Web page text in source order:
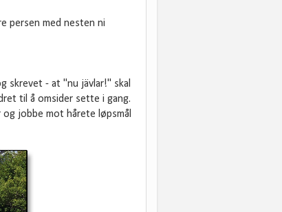
persen med nesten ni
skrevet - at "nu jävlar!" skal
til å omsider sette i gang.
og jobbe mot hårete løpsmål